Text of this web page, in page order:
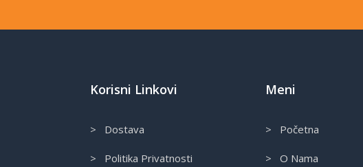
Korisni Linkovi
> Dostava
> Politika Privatnosti
Meni
> Početna
> O Nama